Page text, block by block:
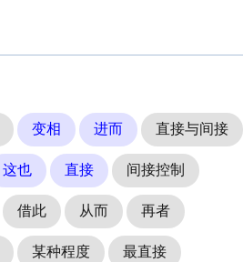
变相 进而 直接与间接
这也 直接 间接控制
借此 从而 再者
某种程度 最直接